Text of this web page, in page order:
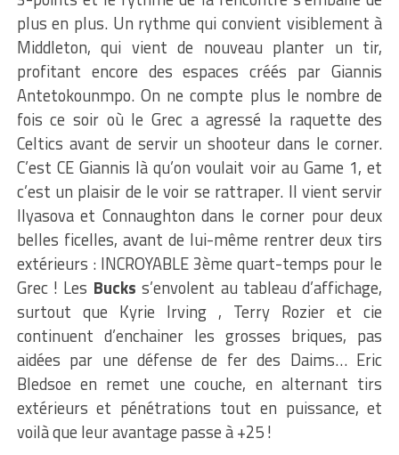
plus en plus. Un rythme qui convient visiblement à
Middleton, qui vient de nouveau planter un tir,
profitant encore des espaces créés par Giannis
Antetokounmpo. On ne compte plus le nombre de
fois ce soir où le Grec a agressé la raquette des
Celtics avant de servir un shooteur dans le corner.
C’est CE Giannis là qu’on voulait voir au Game 1, et
c’est un plaisir de le voir se rattraper. Il vient servir
Ilyasova et Connaughton dans le corner pour deux
belles ficelles, avant de lui-même rentrer deux tirs
extérieurs : INCROYABLE 3ème quart-temps pour le
Grec ! Les Bucks s’envolent au tableau d’affichage,
surtout que Kyrie Irving , Terry Rozier et cie
continuent d’enchainer les grosses briques, pas
aidées par une défense de fer des Daims… Eric
Bledsoe en remet une couche, en alternant tirs
extérieurs et pénétrations tout en puissance, et
voilà que leur avantage passe à +25 !